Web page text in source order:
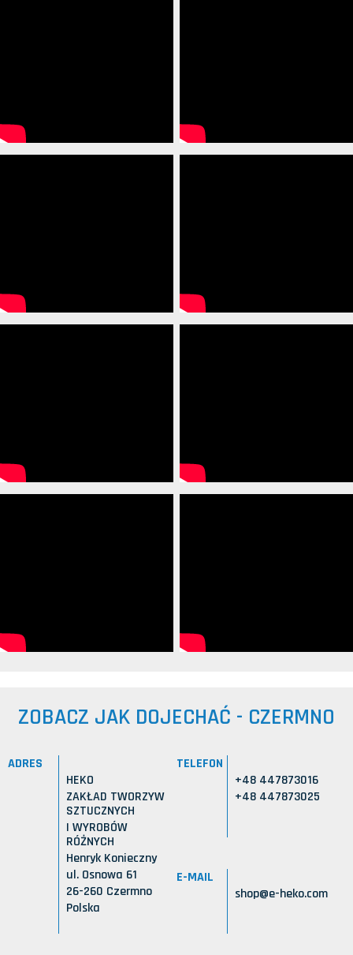
ZOBACZ JAK DOJECHAĆ - CZERMNO
ADRES
HEKO
ZAKŁAD TWORZYW
SZTUCZNYCH
I WYROBÓW
RÓŻNYCH
Henryk Konieczny
ul. Osnowa 61
26-260 Czermno
Polska
TELEFON
+48 447873016
+48 447873025
E-MAIL
shop@e-heko.com